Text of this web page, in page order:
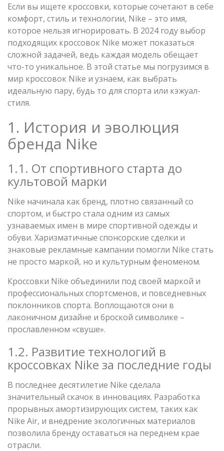
Если вы ищете кроссовки, которые сочетают в себе
комфорт, стиль и технологии, Nike – это имя,
которое нельзя игнорировать. В 2024 году выбор
подходящих кроссовок Nike может показаться
сложной задачей, ведь каждая модель обещает
что-то уникальное. В этой статье мы погрузимся в
мир кроссовок Nike и узнаем, как выбрать
идеальную пару, будь то для спорта или кэжуал-
стиля.
1. История и эволюция
бренда Nike
1.1. От спортивного старта до
культовой марки
Nike начинала как бренд, плотно связанный со
спортом, и быстро стала одним из самых
узнаваемых имен в мире спортивной одежды и
обуви. Харизматичные спонсорские сделки и
знаковые рекламные кампании помогли Nike стать
не просто маркой, но и культурным феноменом.
Кроссовки Nike объединили под своей маркой и
профессиональных спортсменов, и повседневных
поклонников спорта. Воплощаются они в
лаконичном дизайне и броской символике –
прославленном «свуше».
1.2. Развитие технологий в
кроссовках Nike за последние годы
В последнее десятилетие Nike сделала
значительный скачок в инновациях. Разработка
прорывных амортизирующих систем, таких как
Nike Air, и внедрение экологичных материалов
позволила бренду оставаться на переднем крае
отрасли.